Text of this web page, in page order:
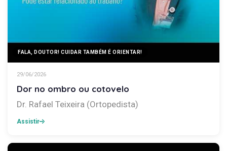
FALA, DOUTOR! CUIDAR TAMBÉM É ORIENTAR!
29/06/2026
Dor no ombro ou cotovelo
Dr. Rafael Teixeira (Ortopedista)
Assistir